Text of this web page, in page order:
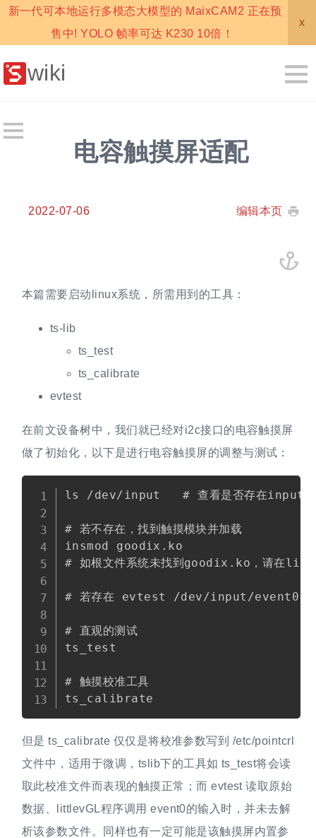
新一代可本地运行多模态大模型的 MaixCAM2 正在预
售中! YOLO 帧率可达 K230 10倍！
x
wiki
电容触摸屏适配
2022-07-06 编辑本页
本篇需要启动linux系统，所需用到的工具：
ts-lib
ts_test
ts_calibrate
evtest
在前文设备树中，我们就已经对i2c接口的电容触摸屏
做了初始化，以下是进行电容触摸屏的调整与测试：
ls /dev/input   # 查看是否存在input/
# 若不存在，找到触摸模块并加载
insmod goodix.ko
# 如根文件系统未找到goodix.ko，请在
# 若存在 evtest /dev/input/event0  #
# 直观的测试
ts_test
# 触摸校准工具
Copy
但是 ts_calibrate 仅仅是将校准参数写到 /etc/pointcrl
文件中，适用于微调，tslib下的工具如 ts_test将会读
取此校准文件而表现的触摸正常；而 evtest 读取原始
数据、littlevGL程序调用 event0的输入时，并未去解
析该参数文件。同样也有一定可能是该触摸屏内置参